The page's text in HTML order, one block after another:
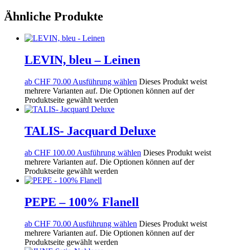
Ähnliche Produkte
LEVIN, bleu – Leinen
ab CHF 70.00 Ausführung wählen Dieses Produkt weist
mehrere Varianten auf. Die Optionen können auf der
Produktseite gewählt werden
TALIS- Jacquard Deluxe
ab CHF 100.00 Ausführung wählen Dieses Produkt weist
mehrere Varianten auf. Die Optionen können auf der
Produktseite gewählt werden
PEPE – 100% Flanell
ab CHF 70.00 Ausführung wählen Dieses Produkt weist
mehrere Varianten auf. Die Optionen können auf der
Produktseite gewählt werden